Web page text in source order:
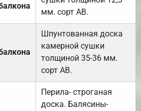
мм. сорт АВ.
Шпунтованная доска
камерной сушки
толщиной 35-36 мм.
сорт АВ.
Перила- строганая
доска. Балясины-